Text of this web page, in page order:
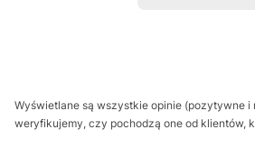
Wyświetlane są wszystkie opinie (pozytywne i
weryfikujemy, czy pochodzą one od klientów,